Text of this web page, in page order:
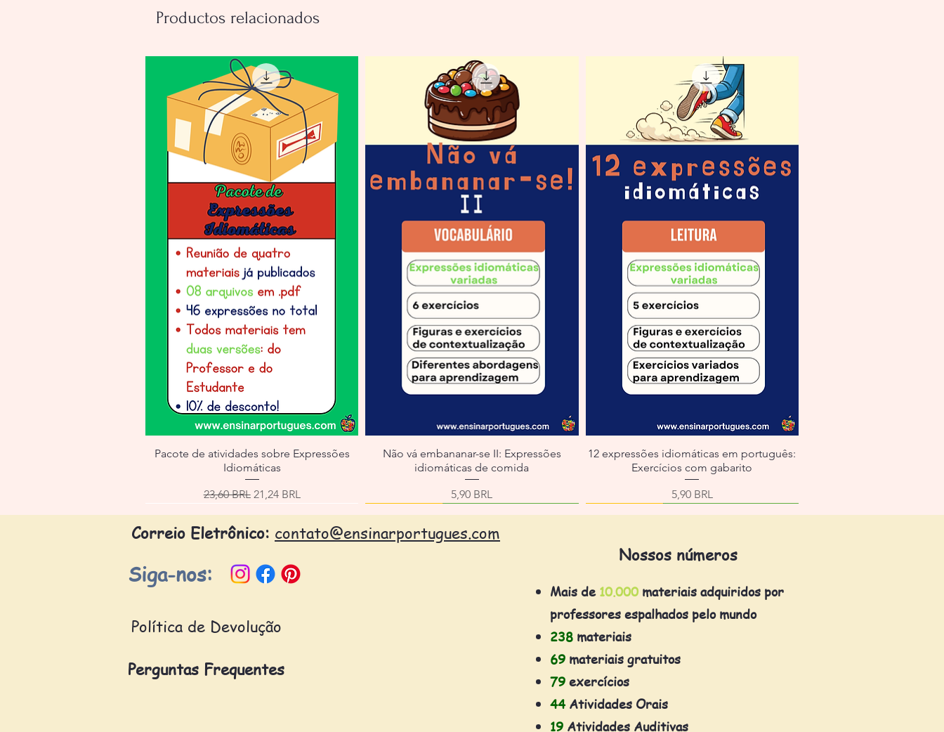
Productos relacionados
Pacote de atividades sobre Expressões
Idiomáticas
Precio
23,60 BRL Precio de oferta
21,24 BRL
Não vá embananar-se II: Expressões
idiomáticas de comida
Precio
5,90 BRL
12 expressões idiomáticas em português:
Exercícios com gabarito
Precio
5,90 BRL
Correio Eletrônico: contato@ensinarportugues.com
Siga-nos:
Política de Devolução
Perguntas Frequentes
Nossos números
Mais de 10.000 materiais adquiridos por
professores espalhados pelo mundo
238 materiais
69 materiais gratuitos
79 exercícios
44Atividades Orais
19 Atividades Auditivas